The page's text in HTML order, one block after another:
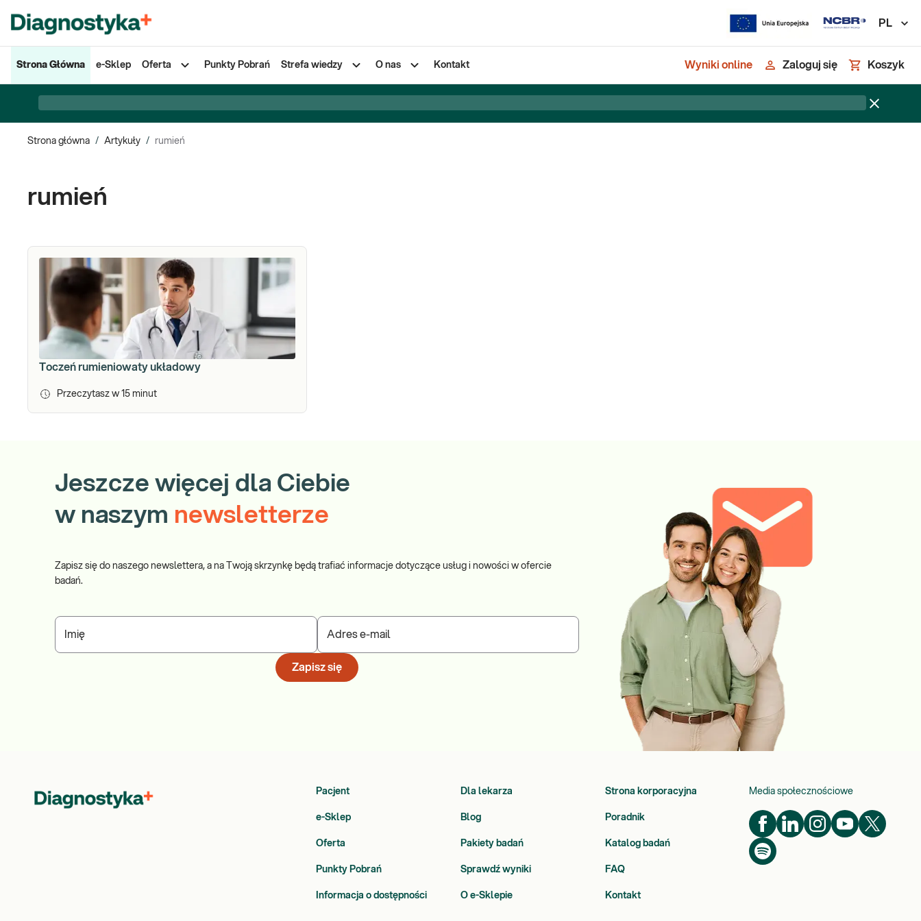
PL
Strona Główna e-Sklep Oferta Punkty Pobrań Strefa wiedzy O nas Kontakt Wyniki online Zaloguj się Koszyk
Strona główna / Artykuły / rumień
rumień
Toczeń rumieniowaty układowy
Przeczytasz w 15 minut
Jeszcze więcej dla Ciebie
w naszym newsletterze
Zapisz się do naszego newslettera, a na Twoją skrzynkę będą trafiać informacje dotyczące usług i nowości w ofercie
badań.
Imię Adres e-mail
Zapisz się
Pacjent Dla lekarza Strona korporacyjna
e-Sklep Blog Poradnik
Oferta Pakiety badań Katalog badań
Punkty Pobrań Sprawdź wyniki FAQ
Informacja o dostępności O e-Sklepie Kontakt
Media społecznościowe